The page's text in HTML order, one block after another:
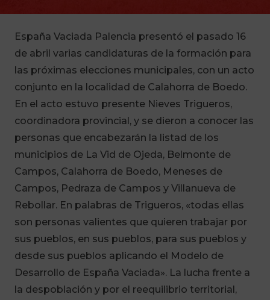
España Vaciada Palencia presentó el pasado 16
de abril varias candidaturas de la formación para
las próximas elecciones municipales, con un acto
conjunto en la localidad de Calahorra de Boedo.
En el acto estuvo presente Nieves Trigueros,
coordinadora provincial, y se dieron a conocer las
personas que encabezarán la listad de los
municipios de La Vid de Ojeda, Belmonte de
Campos, Calahorra de Boedo, Meneses de
Campos, Pedraza de Campos y Villanueva de
Rebollar. En palabras de Trigueros, «todas ellas
son personas valientes que quieren trabajar por
sus pueblos, en sus pueblos, para sus pueblos y
desde sus pueblos aplicando el Modelo de
Desarrollo de España Vaciada». La lucha frente a
la despoblación y por el reequilibrio territorial,